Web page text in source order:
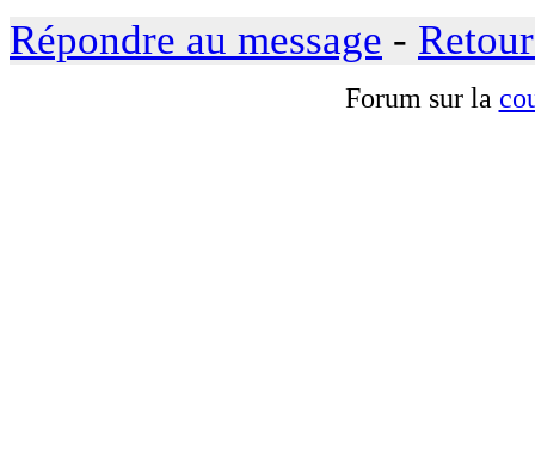
Répondre au message -
Forum sur la